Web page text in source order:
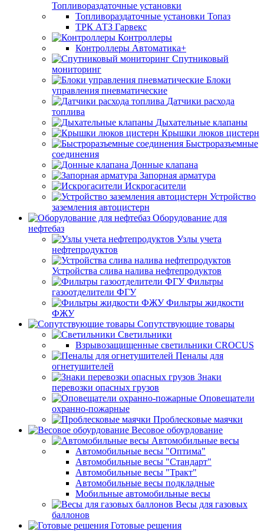
Топливораздаточные установки
Топливораздаточные установки Топаз
ТРК АТЗ Гарвекс
Контроллеры
Контроллеры Автоматика+
Спутниковый
мониторинг
Блоки
управления пневматические
Датчики расхода
топлива
Дыхательные клапаны
Крышки люков цистерн
Быстроразъемные
соединения
Донные клапана
Запорная арматура
Искрогасители
Устройство
заземления автоцистерн
Оборудование для
нефтебаз
Узлы учета
нефтепродуктов
Устройства слива налива нефтепродуктов
Фильтры
газоотделители ФГУ
Фильтры жидкости
ФЖУ
Сопутствующие товары
Светильники
Взрывозащищенные светильники CROCUS
Пеналы для
огнетушителей
Знаки
перевозки опасных грузов
Оповещатели
охранно-пожарные
Проблесковые маячки
Весовое обоурдование
Автомобильные весы
Автомобильные весы "Оптима"
Автомобильные весы "Стандарт"
Автомобильные весы "Тракт"
Автомобильные весы подкладные
Мобильные автомобильные весы
Весы для газовых
баллонов
Готовые решения